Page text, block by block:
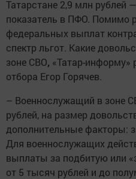
Татарстане 2,9 млн рублей
показатель в ПФО. Помимо
федеральных выплат
спектр льгот. Какие
зоне СВО, «Татар-информу»
отбора Егор Горячев.
– Военнослужащий в зоне
рублей, на размер
дополнительные факторы:
Для военнослужащих
выплаты за подбитую или
от 5 тысяч рублей и до